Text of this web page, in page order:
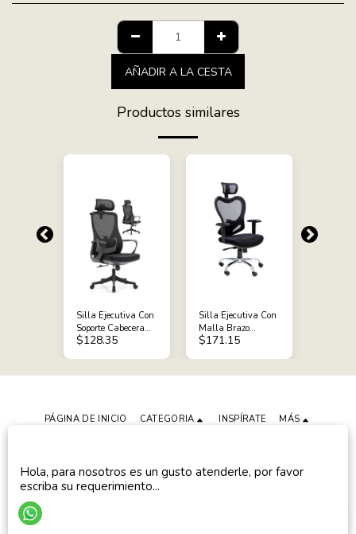
AÑADIR A LA CESTA
Productos similares
Silla Ejecutiva Con
Soporte Cabecera
Malla Negra Mod-
$128.35
Silla Ejecutiva Con
Malla Brazo
Ajustables Dc-73 N
$171.15
Diseñado por
PÁGINA DE INICIO CATEGORIA INSPÍRATE MÁS
Hola, para nosotros es un gusto atenderle, por favor
escriba su requerimiento...